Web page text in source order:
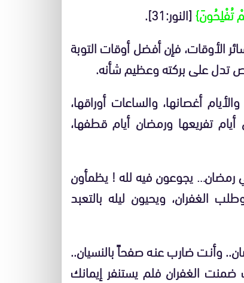
تُفْلِحُونَ}[النور:31].
الأوقات، فإن أفضل أوقات التوبة
تدل على بركته وعظيم شأنه.
أغصانها، والساعات أوراقها،
تفريعها ورمضان أيام قطفها،
رمضان… يجوعون فيه لله ! يظمأون
الغفران، ويحيون ليله بالتعبد
وأنت ضارب عنه صفحاً بالنسيان..
الغفران فلم يستنفر إيمانك